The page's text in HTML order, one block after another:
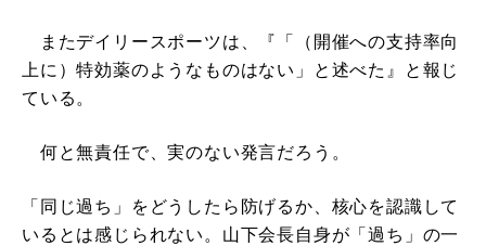
またデイリースポーツは、『「（開催への支持率向
上に）特効薬のようなものはない」と述べた』と報じ
ている。
何と無責任で、実のない発言だろう。
「同じ過ち」をどうしたら防げるか、核心を認識して
いるとは感じられない。山下会長自身が「過ち」の一